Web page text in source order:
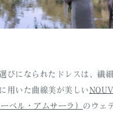
びになられたドレスは、繊
用いた曲線美が美しい
ベル・アムサーラ） のウェ